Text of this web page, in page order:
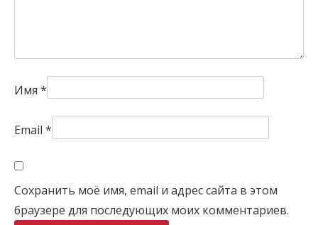
Имя *
Email *
Сохранить моё имя, email и адрес сайта в этом
браузере для последующих моих комментариев.